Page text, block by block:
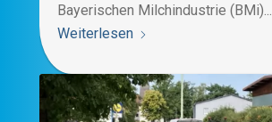
Bayerischen Milchindustrie (BMi)...
Weiterlesen